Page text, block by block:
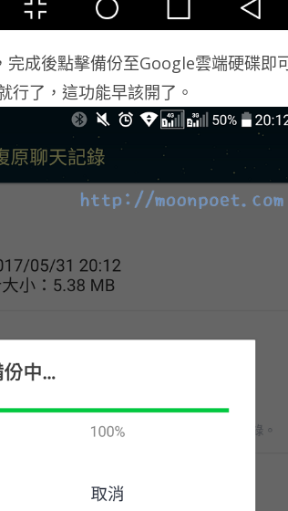
成後點擊備份至Google雲端硬碟即
行了，這功能早該開了。